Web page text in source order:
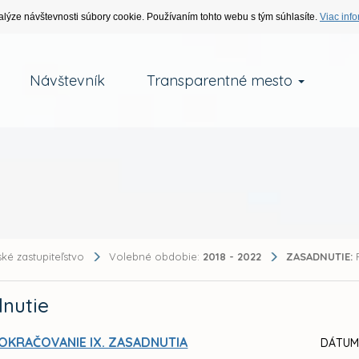
návštevnosti súbory cookie. Používaním tohto webu s tým súhlasíte. Viac
Návštevník Transparentné mesto
zastupiteľstvo Volebné obdobie: 2018 - 2022 ZASADNUTIE:
IX. ZASADNUTIA